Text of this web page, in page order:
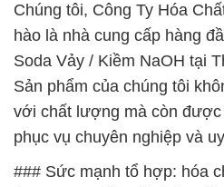
Chúng tôi, Công Ty Hóa
hào là nhà cung cấp hàng
Soda Vảy / Kiềm NaOH tại
Sản phẩm của chúng tôi
với chất lượng mà còn
phục vụ chuyên nghiệp và
### Sức mạnh tổ hợp: hóa